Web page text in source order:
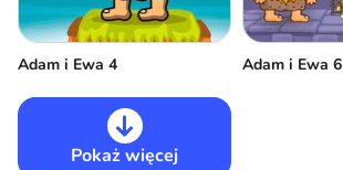
Adam i Ewa 4 Adam i Ewa 6
Pokaż więcej